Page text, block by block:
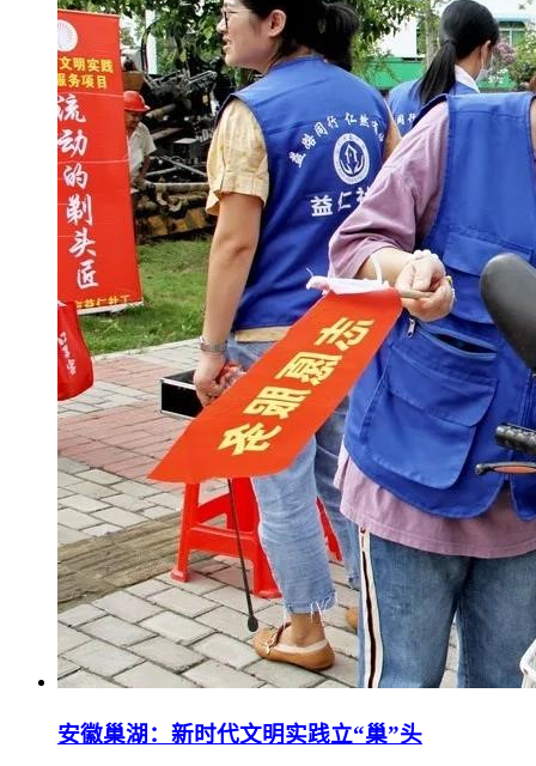
安徽巢湖：新时代文明实践立“巢”头